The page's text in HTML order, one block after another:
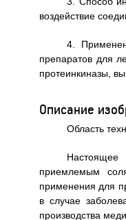
воздействие
4.
препаратов для
протеинкиназы,
Описание
Область
Настоящее
приемлемым
применения для
в случае
производства